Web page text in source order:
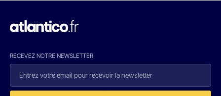
RECEVEZ NOTRE NEWSLETTER